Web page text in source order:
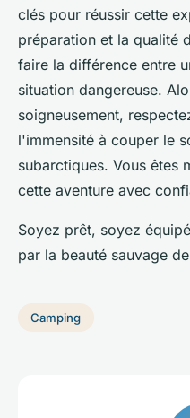
clés pour réussir cette
préparation et la qualité
faire la différence entre
situation dangereuse.
soigneusement,
l'immensité à couper le
subarctiques. Vous êtes
cette aventure avec
Soyez prêt, soyez
par la beauté sauvage
Camping